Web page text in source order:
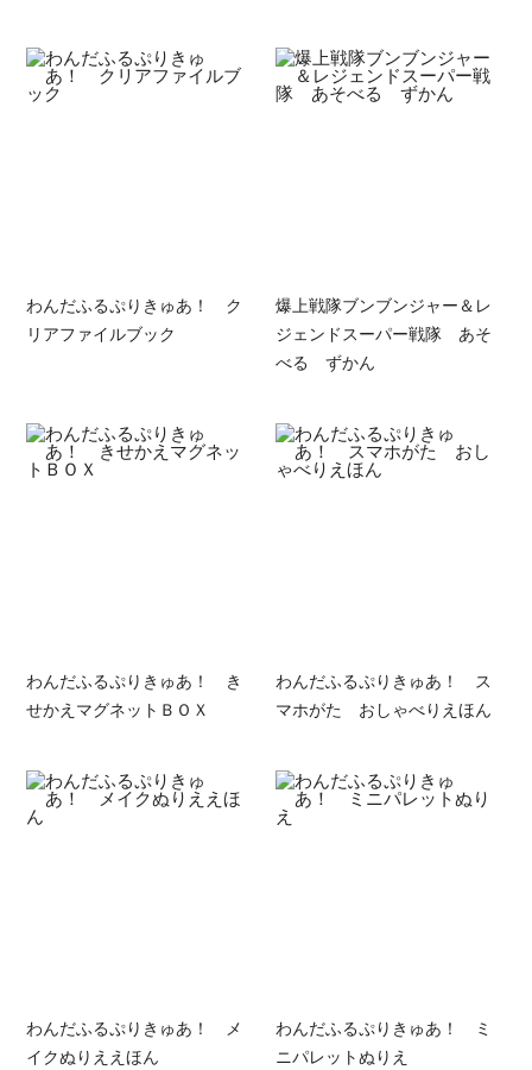
わんだふるぷりきゅあ！ ク
リアファイルブック
爆上戦隊ブンブンジャー＆レ
ジェンドスーパー戦隊 あそ
べる ずかん
わんだふるぷりきゅあ！ き
せかえマグネットＢＯＸ
わんだふるぷりきゅあ！ ス
マホがた おしゃべりえほん
わんだふるぷりきゅあ！ メ
イクぬりええほん
わんだふるぷりきゅあ！ ミ
ニパレットぬりえ